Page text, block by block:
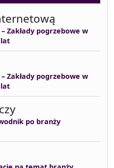
Zakłady pogrzebowe w
Zakłady pogrzebowe w
po branży